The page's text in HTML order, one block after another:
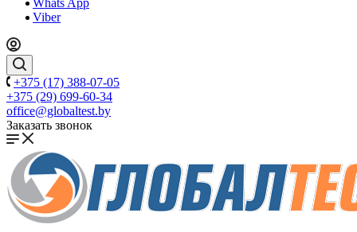
Whats App
Viber
+375 (17) 388-07-05
+375 (29) 699-60-34
office@globaltest.by
Заказать звонок